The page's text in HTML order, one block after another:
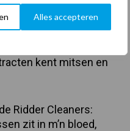
Alles accepteren
Partner nieuws
kent mitsen en
Ridder Cleaners:
zit in m’n bloed,